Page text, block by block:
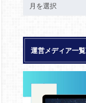
運営メディア一覧